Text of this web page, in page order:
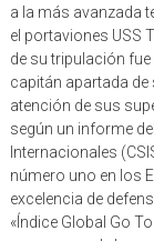
el portaviones USS
de su tripulación
capitán apartada
atención de sus
según un informe
Internacionales
número uno en los
excelencia de
«Índice Global Go
expone una de las